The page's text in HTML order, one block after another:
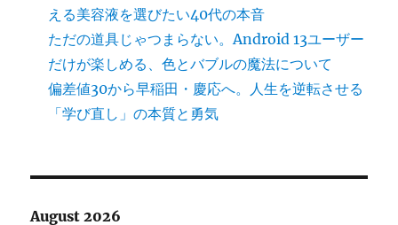
える美容液を選びたい40代の本音
ただの道具じゃつまらない。Android 13ユーザー
だけが楽しめる、色とバブルの魔法について
偏差値30から早稲田・慶応へ。人生を逆転させる
「学び直し」の本質と勇気
August 2026